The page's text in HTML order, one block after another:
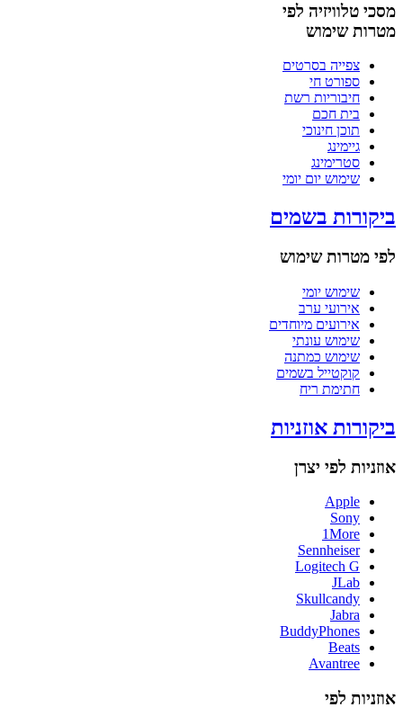
מסכי טלוויזיה לפי
מטרות שימוש
צפייה בסרטים
ספורט חי
חיבוריות רשת
בית חכם
תוכן חינוכי
גיימינג
סטרימינג
שימוש יום יומי
ביקורות בשמים
לפי מטרות שימוש
שימוש יומי
אירועי ערב
אירועים מיוחדים
שימוש עונתי
שימוש כמתנה
קוקטייל בשמים
חתימת ריח
ביקורות אוזניות
אוזניות לפי יצרן
Apple
Sony
1More
Sennheiser
Logitech G
JLab
Skullcandy
Jabra
BuddyPhones
Beats
Avantree
אוזניות לפי